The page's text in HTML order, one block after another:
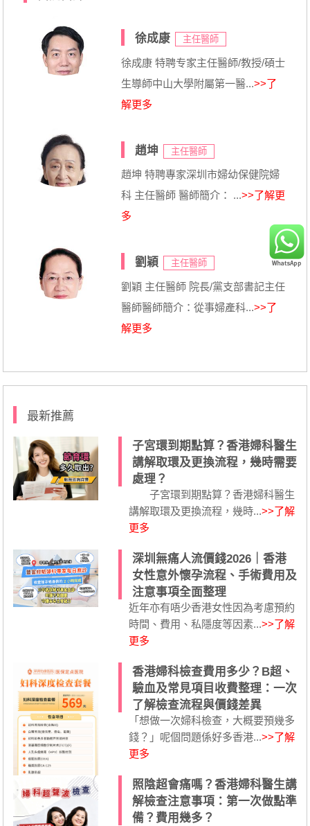
徐成康 主任醫師
徐成康 特聘专家主任醫師/教授/碩士
生導師中山大學附屬第一醫...>>了
解更多
趙坤 主任醫師
趙坤 特聘專家深圳市婦幼保健院婦
科 主任醫師 醫師簡介： ...>>了解更
多
劉穎 主任醫師
劉穎 主任醫師 院長/黨支部書記主任
醫師醫師簡介：從事婦產科...>>了
解更多
最新推薦
子宮環到期點算？香港婦科醫生
講解取環及更換流程，幾時需要
處理？
子宮環到期點算？香港婦科醫生
講解取環及更換流程，幾時...>>了解
更多
深圳無痛人流價錢2026｜香港
女性意外懷孕流程、手術費用及
注意事項全面整理
近年亦有唔少香港女性因為考慮預約
時間、費用、私隱度等因素...>>了解
更多
香港婦科檢查費用多少？B超、
驗血及常見項目收費整理：一次
了解檢查流程與價錢差異
「想做一次婦科檢查，大概要預幾多
錢？」呢個問題係好多香港...>>了解
更多
照陰超會痛嗎？香港婦科醫生講
解檢查注意事項：第一次做點準
備？費用幾多？